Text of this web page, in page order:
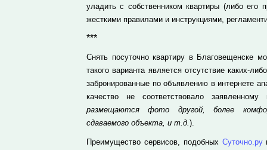
уладить с собственником квартиры (либо его
жесткими правилами и инструкциями,
***
Снять посуточно квартиру в Благовещенске
такого варианта является отсутствие каких-
забронированные по объявлению в интернете
качество не соответствовало
размещаются фото другой, более
сдаваемого объекта, и т.д.).
Преимущество сервисов, подобных Суточно.ру